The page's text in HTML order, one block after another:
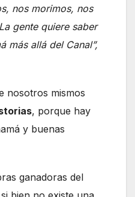
nos morimos, nos
gente quiere saber
más allá del Canal”,
nosotros mismos
, porque hay
y buenas
ganadoras del